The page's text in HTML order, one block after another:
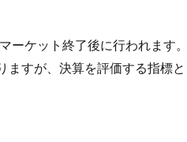
ーケット終了後に行われます
すが、決算を評価する指標